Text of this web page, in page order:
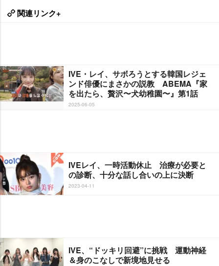
関連リンク+
IVE・レイ、サボろうとする韓国レジェ
ンド俳優にまさかの説教 ABEMA『家
を出たら、贅沢〜犬幼稚園〜』第1話
2025-06-05
IVEレイ、一時活動休止 治療が必要と
の診断、十分な話し合いの上に決断
2023-04-11
IVE、“ドッキリ回避”に挑戦 運動神経
＆身のこなしで新境地見せる